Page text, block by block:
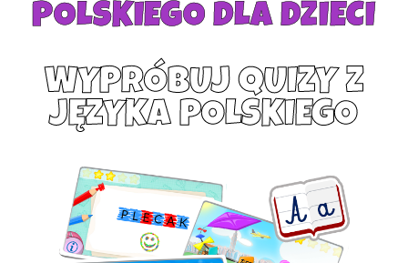
POLSKIEGO DLA DZIECI
WYPRÓBUJ QUIZY Z
JĘZYKA POLSKIEGO